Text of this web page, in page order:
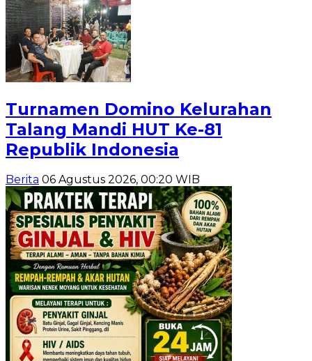
Turnamen Domino Kelurahan
Talang Mandi HUT Ke-81
Republik Indonesia
Berita 06 Agustus 2026, 00:20 WIB